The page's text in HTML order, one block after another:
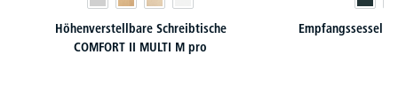
Höhenverstellbare Schreibtische
COMFORT II MULTI M pro
Empfangssessel /